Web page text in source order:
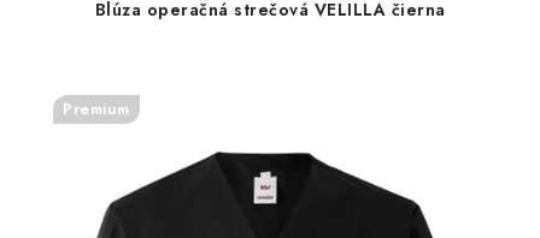
Blúza operačná strečová VELILLA čierna
Premium